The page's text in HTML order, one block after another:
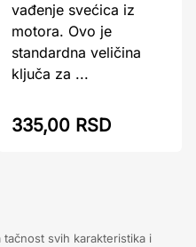
vađenje svećica iz
motora. Ovo je
standardna veličina
ključa za ...
335,00 RSD
svih karakteristika i